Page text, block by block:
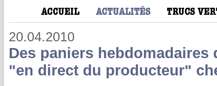
20.04.2010
Des paniers hebdomadaires
"en direct du producteur"